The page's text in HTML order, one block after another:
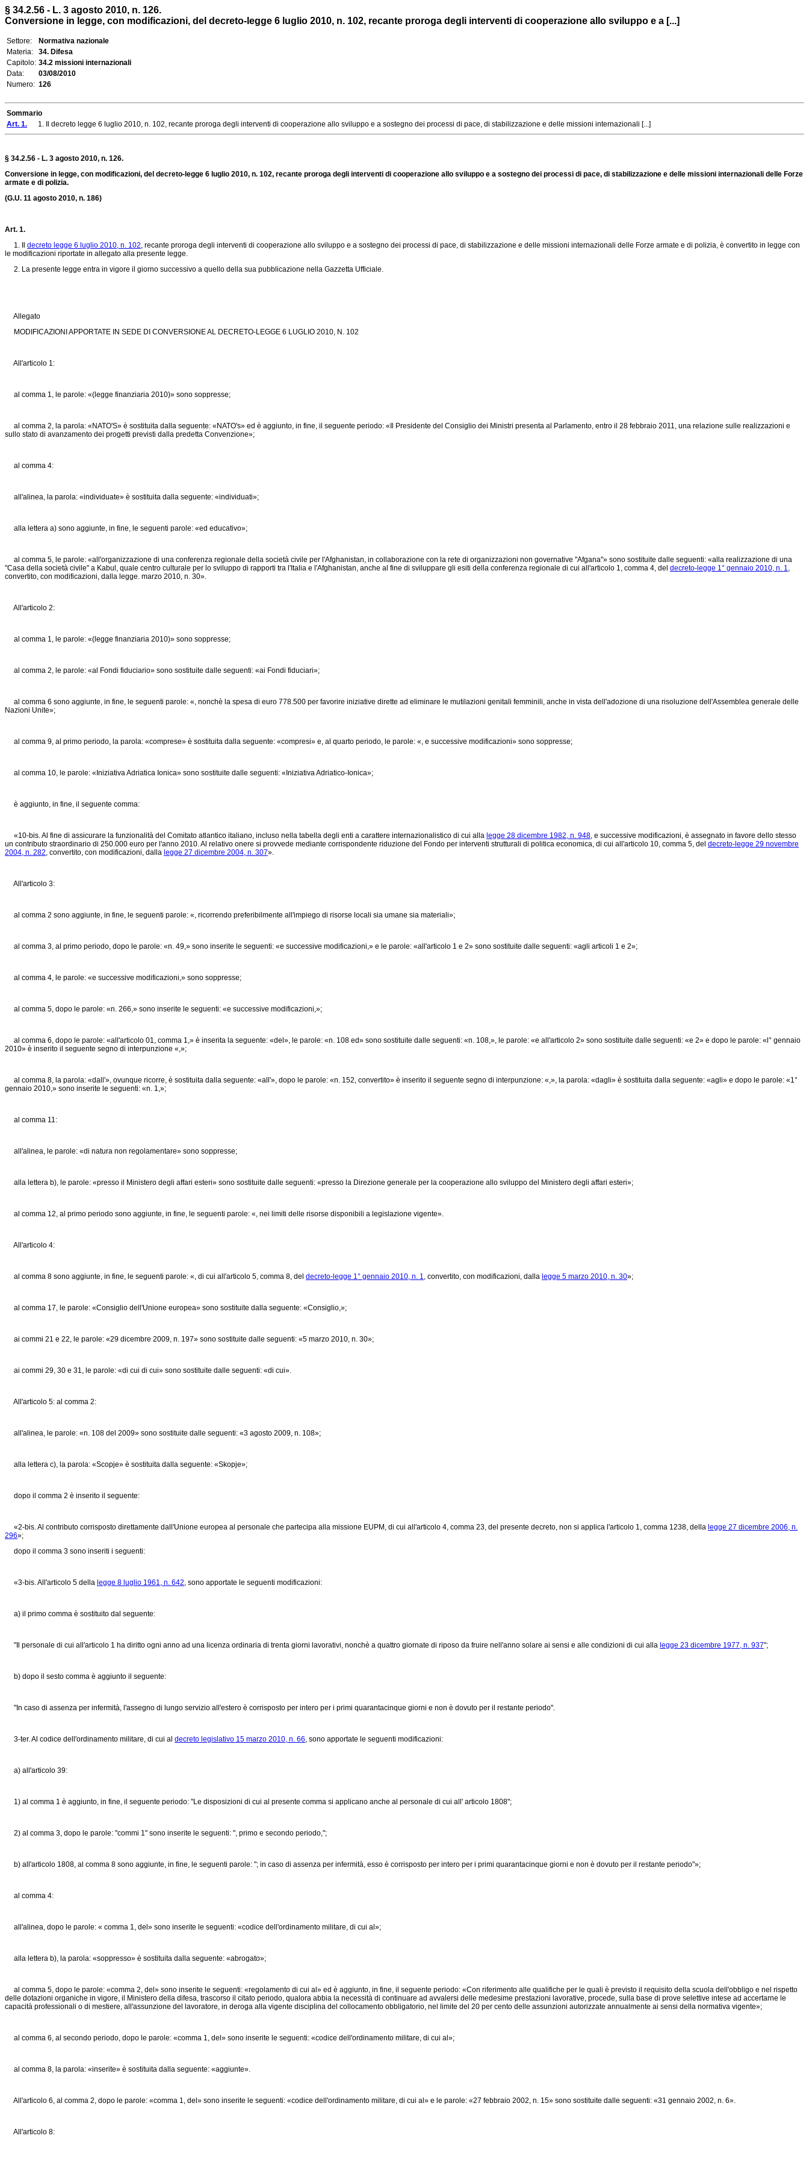
§ 34.2.56 - L. 3 agosto 2010, n. 126.
Conversione in legge, con modificazioni, del decreto-legge 6 luglio 2010, n. 102, recante proroga degli interventi di cooperazione allo sviluppo e a [...]
Settore:
Normativa nazionale
Materia:
34. Difesa
Capitolo: 34.2 missioni internazionali
Data:
03/08/2010
Numero: 126
Sommario
Art. 1. 1. Il decreto legge 6 luglio 2010, n. 102, recante proroga degli interventi di cooperazione allo sviluppo e a sostegno dei processi di pace, di stabilizzazione e delle missioni internazionali [...]
§ 34.2.56 - L. 3 agosto 2010, n. 126.
Conversione in legge, con modificazioni, del decreto-legge 6 luglio 2010, n. 102, recante proroga degli interventi di cooperazione allo sviluppo e a sostegno dei processi di pace, di stabilizzazione e delle missioni internazionali delle Forze
armate e di polizia.
(G.U. 11 agosto 2010, n. 186)
Art. 1.
1. Il decreto legge 6 luglio 2010, n. 102, recante proroga degli interventi di cooperazione allo sviluppo e a sostegno dei processi di pace, di stabilizzazione e delle missioni internazionali delle Forze armate e di polizia, è convertito in legge con
le modificazioni riportate in allegato alla presente legge.
2. La presente legge entra in vigore il giorno successivo a quello della sua pubblicazione nella Gazzetta Ufficiale.
Allegato
MODIFICAZIONI APPORTATE IN SEDE DI CONVERSIONE AL DECRETO-LEGGE 6 LUGLIO 2010, N. 102
All'articolo 1:
al comma 1, le parole: «(legge finanziaria 2010)» sono soppresse;
al comma 2, la parola: «NATO'S» è sostituita dalla seguente: «NATO's» ed è aggiunto, in fine, il seguente periodo: «Il Presidente del Consiglio dei Ministri presenta al Parlamento, entro il 28 febbraio 2011, una relazione sulle realizzazioni e
sullo stato di avanzamento dei progetti previsti dalla predetta Convenzione»;
al comma 4:
all'alinea, la parola: «individuate» è sostituita dalla seguente: «individuati»;
alla lettera a) sono aggiunte, in fine, le seguenti parole: «ed educativo»;
al comma 5, le parole: «all'organizzazione di una conferenza regionale della società civile per l'Afghanistan, in collaborazione con la rete di organizzazioni non governative "Afgana"» sono sostituite dalle seguenti: «alla realizzazione di una
"Casa della società civile" a Kabul, quale centro culturale per lo sviluppo di rapporti tra l'Italia e l'Afghanistan, anche al fine di sviluppare gli esiti della conferenza regionale di cui all'articolo 1, comma 4, del decreto-legge 1° gennaio 2010, n. 1,
convertito, con modificazioni, dalla legge. marzo 2010, n. 30».
All'articolo 2:
al comma 1, le parole: «(legge finanziaria 2010)» sono soppresse;
al comma 2, le parole: «al Fondi fiduciario» sono sostituite dalle seguenti: «ai Fondi fiduciari»;
al comma 6 sono aggiunte, in fine, le seguenti parole: «, nonchè la spesa di euro 778.500 per favorire iniziative dirette ad eliminare le mutilazioni genitali femminili, anche in vista dell'adozione di una risoluzione dell'Assemblea generale delle
Nazioni Unite»;
al comma 9, al primo periodo, la parola: «comprese» è sostituita dalla seguente: «compresi» e, al quarto periodo, le parole: «, e successive modificazioni» sono soppresse;
al comma 10, le parole: «Iniziativa Adriatica Ionica» sono sostituite dalle seguenti: «Iniziativa Adriatico-Ionica»;
è aggiunto, in fine, il seguente comma:
«10-bis. Al fine di assicurare la funzionalità del Comitato atlantico italiano, incluso nella tabella degli enti a carattere internazionalistico di cui alla legge 28 dicembre 1982, n. 948, e successive modificazioni, è assegnato in favore dello stesso
un contributo straordinario di 250.000 euro per l'anno 2010. Al relativo onere si provvede mediante corrispondente riduzione del Fondo per interventi strutturali di politica economica, di cui all'articolo 10, comma 5, del decreto-legge 29 novembre
2004, n. 282, convertito, con modificazioni, dalla legge 27 dicembre 2004, n. 307».
All'articolo 3:
al comma 2 sono aggiunte, in fine, le seguenti parole: «, ricorrendo preferibilmente all'impiego di risorse locali sia umane sia materiali»;
al comma 3, al primo periodo, dopo le parole: «n. 49,» sono inserite le seguenti: «e successive modificazioni,» e le parole: «all'articolo 1 e 2» sono sostituite dalle seguenti: «agli articoli 1 e 2»;
al comma 4, le parole: «e successive modificazioni,» sono soppresse;
al comma 5, dopo le parole: «n. 266,» sono inserite le seguenti: «e successive modificazioni,»;
al comma 6, dopo le parole: «all'articolo 01, comma 1,» è inserita la seguente: «del», le parole: «n. 108 ed» sono sostituite dalle seguenti: «n. 108,», le parole: «e all'articolo 2» sono sostituite dalle seguenti: «e 2» e dopo le parole: «l° gennaio
2010» è inserito il seguente segno di interpunzione «,»;
al comma 8, la parola: «dall'», ovunque ricorre, è sostituita dalla seguente: «all'», dopo le parole: «n. 152, convertito» è inserito il seguente segno di interpunzione: «,», la parola: «dagli» è sostituita dalla seguente: «agli» e dopo le parole: «1°
gennaio 2010,» sono inserite le seguenti: «n. 1,»;
al comma 11:
all'alinea, le parole: «di natura non regolamentare» sono soppresse;
alla lettera b), le parole: «presso il Ministero degli affari esteri» sono sostituite dalle seguenti: «presso la Direzione generale per la cooperazione allo sviluppo del Ministero degli affari esteri»;
al comma 12, al primo periodo sono aggiunte, in fine, le seguenti parole: «, nei limiti delle risorse disponibili a legislazione vigente».
All'articolo 4:
al comma 8 sono aggiunte, in fine, le seguenti parole: «, di cui all'articolo 5, comma 8, del decreto-legge 1° gennaio 2010, n. 1, convertito, con modificazioni, dalla legge 5 marzo 2010, n. 30»;
al comma 17, le parole: «Consiglio dell'Unione europea» sono sostituite dalla seguente: «Consiglio,»;
ai commi 21 e 22, le parole: «29 dicembre 2009, n. 197» sono sostituite dalle seguenti: «5 marzo 2010, n. 30»;
ai commi 29, 30 e 31, le parole: «di cui di cui» sono sostituite dalle seguenti: «di cui».
All'articolo 5: al comma 2:
all'alinea, le parole: «n. 108 del 2009» sono sostituite dalle seguenti: «3 agosto 2009, n. 108»;
alla lettera c), la parola: «Scopje» è sostituita dalla seguente: «Skopje»;
dopo il comma 2 è inserito il seguente:
«2-bis. Al contributo corrisposto direttamente dall'Unione europea al personale che partecipa alla missione EUPM, di cui all'articolo 4, comma 23, del presente decreto, non si applica l'articolo 1, comma 1238, della legge 27 dicembre 2006, n.
296»;
dopo il comma 3 sono inseriti i seguenti:
«3-bis. All'articolo 5 della legge 8 luglio 1961, n. 642, sono apportate le seguenti modificazioni:
a) il primo comma è sostituito dal seguente:
"Il personale di cui all'articolo 1 ha diritto ogni anno ad una licenza ordinaria di trenta giorni lavorativi, nonchè a quattro giornate di riposo da fruire nell'anno solare ai sensi e alle condizioni di cui alla legge 23 dicembre 1977, n. 937";
b) dopo il sesto comma è aggiunto il seguente:
"In caso di assenza per infermità, l'assegno di lungo servizio all'estero è corrisposto per intero per i primi quarantacinque giorni e non è dovuto per il restante periodo".
3-ter. Al codice dell'ordinamento militare, di cui al decreto legislativo 15 marzo 2010, n. 66, sono apportate le seguenti modificazioni:
a) all'articolo 39:
1) al comma 1 è aggiunto, in fine, il seguente periodo: "Le disposizioni di cui al presente comma si applicano anche al personale di cui all' articolo 1808";
2) al comma 3, dopo le parole: "commi 1" sono inserite le seguenti: ", primo e secondo periodo,";
b) all'articolo 1808, al comma 8 sono aggiunte, in fine, le seguenti parole: "; in caso di assenza per infermità, esso è corrisposto per intero per i primi quarantacinque giorni e non è dovuto per il restante periodo"»;
al comma 4:
all'alinea, dopo le parole: « comma 1, del» sono inserite le seguenti: «codice dell'ordinamento militare, di cui al»;
alla lettera b), la parola: «soppresso» è sostituita dalla seguente: «abrogato»;
al comma 5, dopo le parole: «comma 2, del» sono inserite le seguenti: «regolamento di cui al» ed è aggiunto, in fine, il seguente periodo: «Con riferimento alle qualifiche per le quali è previsto il requisito della scuola dell'obbligo e nel rispetto
delle dotazioni organiche in vigore, il Ministero della difesa, trascorso il citato periodo, qualora abbia la necessità di continuare ad avvalersi delle medesime prestazioni lavorative, procede, sulla base di prove selettive intese ad accertarne le
capacità professionali o di mestiere, all'assunzione del lavoratore, in deroga alla vigente disciplina del collocamento obbligatorio, nel limite del 20 per cento delle assunzioni autorizzate annualmente ai sensi della normativa vigente»;
al comma 6, al secondo periodo, dopo le parole: «comma 1, del» sono inserite le seguenti: «codice dell'ordinamento militare, di cui al»;
al comma 8, la parola: «inserite» è sostituita dalla seguente: «aggiunte».
All'articolo 6, al comma 2, dopo le parole: «comma 1, del» sono inserite le seguenti: «codice dell'ordinamento militare, di cui al» e le parole: «27 febbraio 2002, n. 15» sono sostituite dalle seguenti: «31 gennaio 2002, n. 6».
All'articolo 8: